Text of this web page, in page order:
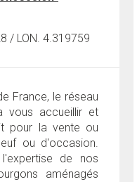
/ LON. 4.319759
France, le réseau
vous accueillir et
pour la vente ou
ou d'occasion.
de nos
aménagés